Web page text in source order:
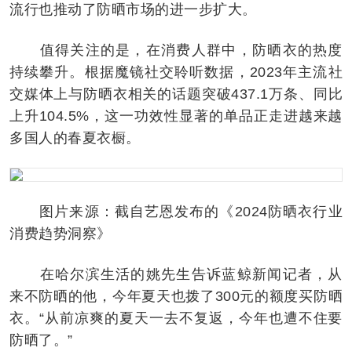
流行也推动了防晒市场的进一步扩大。
值得关注的是，在消费人群中，防晒衣的热度
持续攀升。根据魔镜社交聆听数据，2023年主流社
交媒体上与防晒衣相关的话题突破437.1万条、同比
上升104.5%，这一功效性显著的单品正走进越来越
多国人的春夏衣橱。
图片来源：截自艺恩发布的《2024防晒衣行业
消费趋势洞察》
在哈尔滨生活的姚先生告诉蓝鲸新闻记者，从
来不防晒的他，今年夏天也拨了300元的额度买防晒
衣。“从前凉爽的夏天一去不复返，今年也遭不住要
防晒了。”